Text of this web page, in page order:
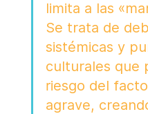
limita a las
Se trata de
sistémicas y
culturales que
riesgo del
agrave,